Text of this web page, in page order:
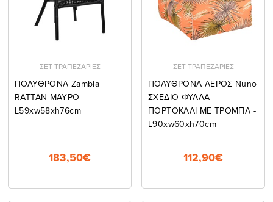
ΣΕΤ ΤΡΑΠΕΖΑΡΙΕΣ
ΠΟΛΥΘΡΟΝΑ Zambia
RATTAN ΜΑΥΡΟ -
L59xw58xh76cm
183,50€
ΣΕΤ ΤΡΑΠΕΖΑΡΙΕΣ
ΠΟΛΥΘΡΟΝΑ ΑΕΡΟΣ Nuno
ΣΧΕΔΙΟ ΦΥΛΛΑ
ΠΟΡΤΟΚΑΛΙ ΜΕ ΤΡΟΜΠΑ -
L90xw60xh70cm
112,90€